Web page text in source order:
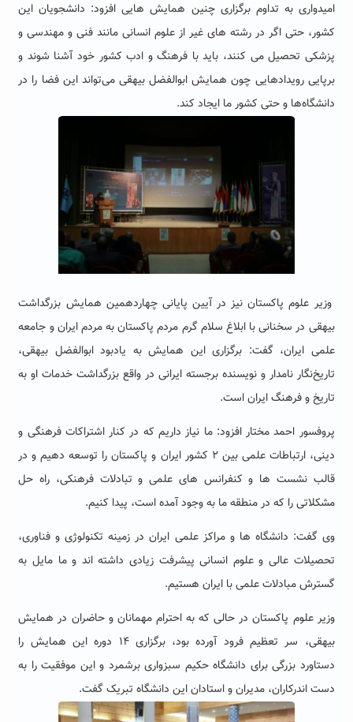
امیدواری به تداوم برگزاری چنین همایش هایی افزود:‌ دانشجویان این
کشور، حتی اگر در رشته های غیر از علوم انسانی مانند فنی و مهندسی و
پزشکی تحصیل می کنند، باید با فرهنگ و ادب کشور خود آشنا شوند و
برپایی رویدادهایی چون همایش ابوالفضل بیهقی می‌تواند این فضا را در
دانشگاه‌ها و حتی کشور ما ایجاد کند.
وزیر علوم پاکستان نیز در آیین پایانی چهاردهمین همایش بزرگداشت
بیهقی در سخنانی با ابلاغ سلام گرم مردم پاکستان به مردم ایران و جامعه
علمی ایران، گفت:‌ برگزاری این همایش به یادبود ابوالفضل بیهقی،
تاریخ‌نگار نامدار و نویسنده برجسته ایرانی در واقع بزرگداشت خدمات او به
تاریخ و فرهنگ ایران است.
پروفسور احمد مختار افزود:‌ ما نیاز داریم که در کنار اشتراکات فرهنگی و
دینی، ارتباطات علمی بین ۲ کشور ایران و پاکستان را توسعه دهیم و در
قالب نشست ها و کنفرانس های علمی و تبادلات فرهنکی، راه حل
مشکلاتی را که در منطقه ما به وجود آمده است، پیدا کنیم.
وی گفت: دانشگاه ها و مراکز علمی ایران در زمینه تکنولوژی و فناوری،
تحصیلات عالی و علوم انسانی پیشرفت زیادی داشته اند و ما مایل به
گسترش مبادلات علمی با ایران هستیم.
وزیر علوم پاکستان در حالی که به احترام مهمانان و حاضران در همایش
بیهقی، سر تعظیم فرود آورده بود، برگزاری ۱۴ دوره این همایش را
دستاورد بزرگی برای دانشگاه حکیم سبزواری برشمرد و این موفقیت را به
دست اندرکاران، مدیران و استادان این دانشگاه تبریک گفت.